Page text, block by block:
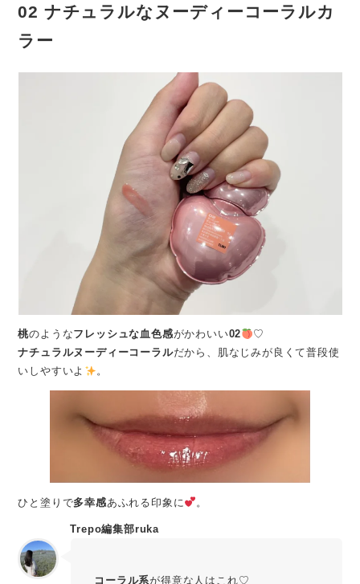
02 ナチュラルなヌーディーコーラルカ
ラー
桃のようなフレッシュな血色感がかわいい02
♡
ナチュラルヌーディーコーラルだから、肌なじみが良くて普段使
いしやすいよ
。
ひと塗りで多幸感あふれる印象に 。
Trepo編集部ruka
コーラル系が得意な人はこれ♡